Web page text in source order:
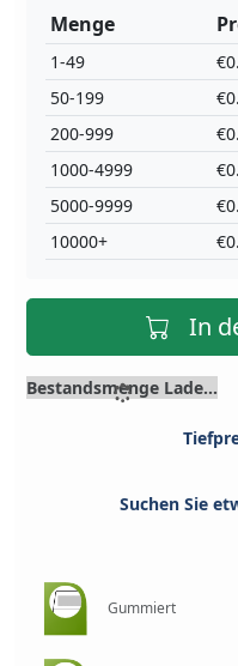
Menge
1-49
50-199
200-999
1000-4999
5000-9999
10000+
In
Bestandsmenge Lade...
Suchen Sie
Gummiert